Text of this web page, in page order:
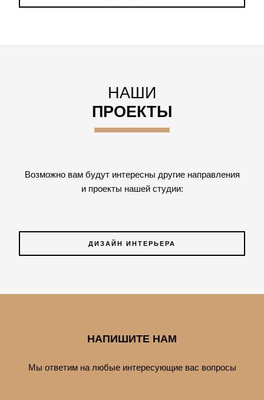
НАШИ
ПРОЕКТЫ
Возможно вам будут интересны другие направления
и проекты нашей студии:
ДИЗАЙН ИНТЕРЬЕРА
НАПИШИТЕ НАМ
Мы ответим на любые интересующие вас вопросы